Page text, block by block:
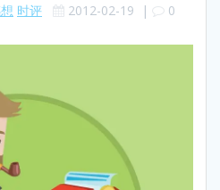
时评 2012-02-19 | 0